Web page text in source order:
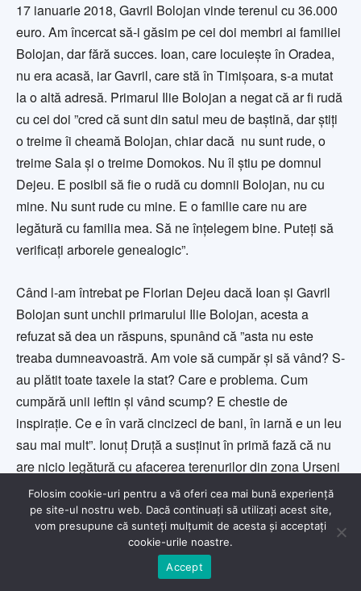
17 ianuarie 2018, Gavril Bolojan vinde terenul cu 36.000
euro. Am încercat să-i găsim pe cei doi membri ai familiei
Bolojan, dar fără succes. Ioan, care locuiește în Oradea,
nu era acasă, iar Gavril, care stă în Timișoara, s-a mutat
la o altă adresă. Primarul Ilie Bolojan a negat că ar fi rudă
cu cei doi ”cred că sunt din satul meu de baștină, dar știți
o treime îi cheamă Bolojan, chiar dacă nu sunt rude, o
treime Sala și o treime Domokos. Nu îl știu pe domnul
Dejeu. E posibil să fie o rudă cu domnii Bolojan, nu cu
mine. Nu sunt rude cu mine. E o familie care nu are
legătură cu familia mea. Să ne înțelegem bine. Puteți să
verificați arborele genealogic”.
Când l-am întrebat pe Florian Dejeu dacă Ioan și Gavril
Bolojan sunt unchii primarului Ilie Bolojan, acesta a
refuzat să dea un răspuns, spunând că ”asta nu este
treaba dumneavoastră. Am voie să cumpăr și să vând? S-
au plătit toate taxele la stat? Care e problema. Cum
cumpără unii ieftin și vând scump? E chestie de
inspirație. Ce e în vară cincizeci de bani, în iarnă e un leu
sau mai mult”. Ionuț Druță a susținut în primă fază că nu
are nicio legătură cu afacerea terenurilor din zona Urseni
și nu a vrut să dea detalii despre modul cum a ajuns să
fie mandatarul lui Ioan Bolojan. Când, a doua zi, l-am
întrebat despre informațiile solicitate primăriei, Druță a
susștiut că ”v-am spus că nu mai am acum interes. Nu pot
să vă dau mai multe informații la telefon. Sunt ocupat
Folosim cookie-uri pentru a vă oferi cea mai bună experiență
pe site-ul nostru web. Dacă continuați să utilizați acest site,
vom presupune că sunteți mulțumit de acesta și acceptați
cookie-urile noastre.
Accept